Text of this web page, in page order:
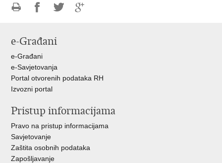
FacebookuTwitteru
e-Građani
e-Građani
e-Savjetovanja
Portal otvorenih podataka RH
Izvozni portal
Pristup informacijama
Pravo na pristup informacijama
Savjetovanje
Zaštita osobnih podataka
Zapošljavanje